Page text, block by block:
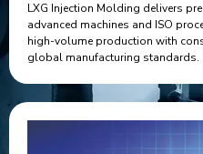
LXG Injection Molding delivers
advanced machines and ISO
high-volume production with
global manufacturing standards.